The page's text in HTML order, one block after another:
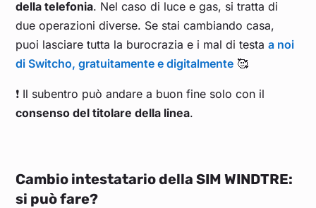
della telefonia. Nel caso di luce e gas, si tratta di
due operazioni diverse. Se stai cambiando casa,
puoi lasciare tutta la burocrazia e i mal di testaa noi
di Switcho, gratuitamente e digitalmente 🥰
❗ Il subentro può andare a buon fine solo con il
consenso del titolare della linea.
Cambio intestatario della SIM WINDTRE:
si può fare?